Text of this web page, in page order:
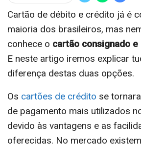
Cartão de débito e crédito já é
maioria dos brasileiros, mas
conhece o cartão consignado
E neste artigo iremos explicar
diferença destas duas opções.
Os cartões de crédito se
de pagamento mais utilizados
devido às vantagens e as
oferecidas. No mercado